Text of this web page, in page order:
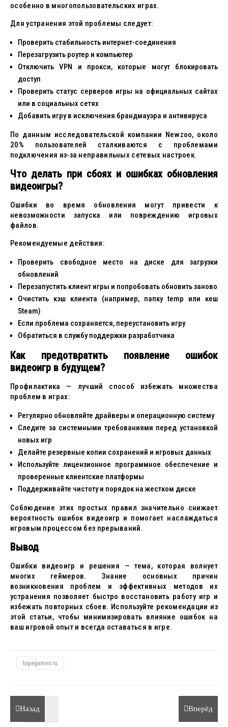
особенно в многопользовательских играх.
Для устранения этой проблемы следует:
Проверить стабильность интернет-соединения
Перезагрузить роутер и компьютер
Отключить VPN и прокси, которые могут блокировать
доступ
Проверить статус серверов игры на официальных сайтах
или в социальных сетях
Добавить игру в исключения брандмауэра и антивируса
По данным исследовательской компании Newzoo, около
20% пользователей сталкиваются с проблемами
подключения из-за неправильных сетевых настроек.
Что делать при сбоях и ошибках обновления
видеоигры?
Ошибки во время обновления могут привести к
невозможности запуска или повреждению игровых
файлов.
Рекомендуемые действия:
Проверить свободное место на диске для загрузки
обновлений
Перезапустить клиент игры и попробовать обновить заново
Очистить кэш клиента (например, папку temp или кеш
Steam)
Если проблема сохраняется, переустановить игру
Обратиться в службу поддержки разработчика
Как предотвратить появление ошибок
видеоигр в будущем?
Профилактика — лучший способ избежать множества
проблем в играх:
Регулярно обновляйте драйверы и операционную систему
Следите за системными требованиями перед установкой
новых игр
Делайте резервные копии сохранений и игровых данных
Используйте лицензионное программное обеспечение и
проверенные клиентские платформы
Поддерживайте чистоту и порядок на жестком диске
Соблюдение этих простых правил значительно снижает
вероятность ошибок видеоигр и помогает наслаждаться
игровым процессом без прерываний.
Вывод
Ошибки видеоигр и решения — тема, которая волнует
многих геймеров. Знание основных причин
возникновения проблем и эффективных методов их
устранения позволяет быстро восстановить работу игр и
избежать повторных сбоев. Используйте рекомендации из
этой статьи, чтобы минимизировать влияние ошибок на
ваш игровой опыт и всегда оставаться в игре.
topegames.ru
Назад Вперёд